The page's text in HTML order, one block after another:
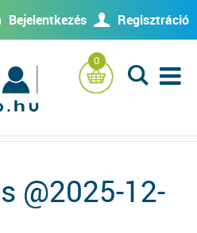
Bejelentkezés U Regisztráció
0
L
@2025-12-